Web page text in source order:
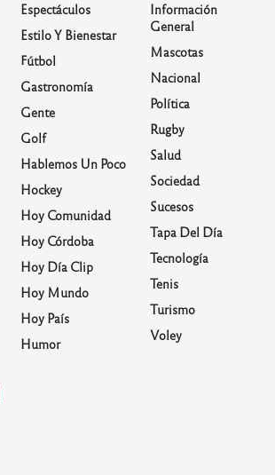
Espectáculos
Estilo Y Bienestar
Fútbol
Gastronomía
Gente
Golf
Hablemos Un Poco
Hockey
Hoy Comunidad
Hoy Córdoba
Hoy Día Clip
Hoy Mundo
Hoy País
Humor
Información
General
Mascotas
Nacional
Política
Rugby
Salud
Sociedad
Sucesos
Tapa Del Día
Tecnología
Tenis
Turismo
Voley